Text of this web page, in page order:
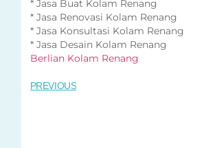
* Jasa Buat Kolam Renang
* Jasa Renovasi Kolam Renang
* Jasa Konsultasi Kolam Renang
* Jasa Desain Kolam Renang
Berlian Kolam Renang
PREVIOUS